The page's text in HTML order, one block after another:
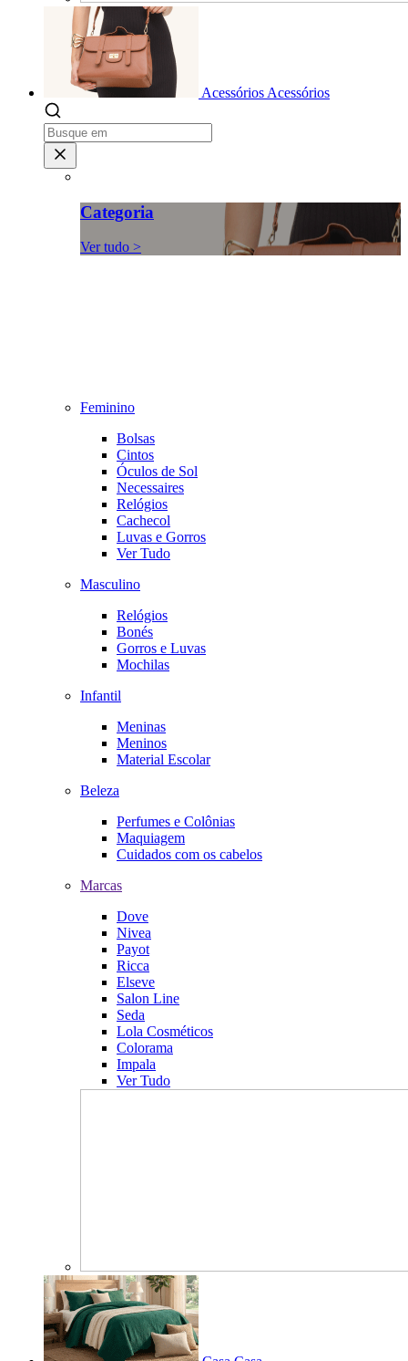
Acessórios Acessórios
Categoria
Ver tudo >
Feminino
Bolsas
Cintos
Óculos de Sol
Necessaires
Relógios
Cachecol
Luvas e Gorros
Ver Tudo
Masculino
Relógios
Bonés
Gorros e Luvas
Mochilas
Infantil
Meninas
Meninos
Material Escolar
Beleza
Perfumes e Colônias
Maquiagem
Cuidados com os cabelos
Marcas
Dove
Nivea
Payot
Ricca
Elseve
Salon Line
Seda
Lola Cosméticos
Colorama
Impala
Ver Tudo